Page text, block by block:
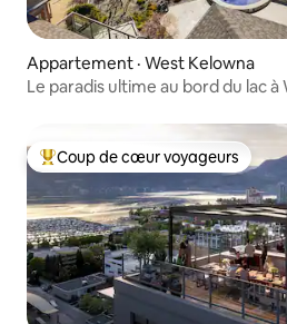
Appartement · West Kelowna
Le paradis ultime au bord du lac à
Coup de cœur voyageurs parmi
Coup de cœur voyageurs